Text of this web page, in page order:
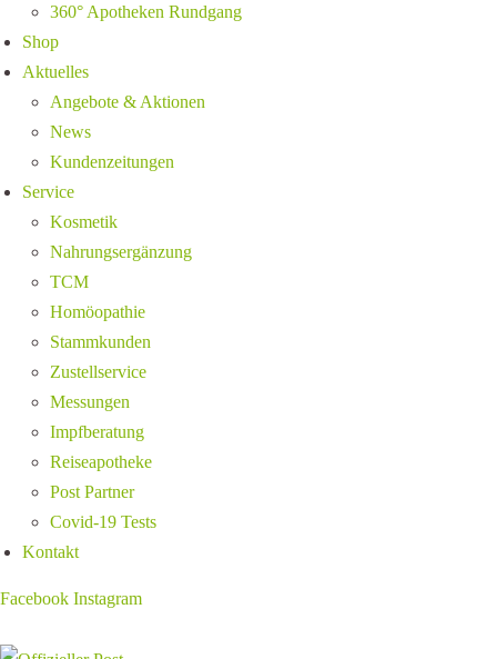
360° Apotheken Rundgang
Shop
Aktuelles
Angebote & Aktionen
News
Kundenzeitungen
Service
Kosmetik
Nahrungsergänzung
TCM
Homöopathie
Stammkunden
Zustellservice
Messungen
Impfberatung
Reiseapotheke
Post Partner
Covid-19 Tests
Kontakt
Facebook Instagram